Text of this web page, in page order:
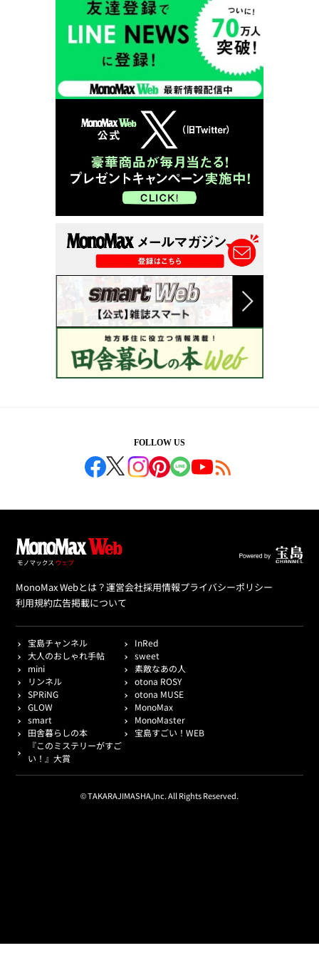
FOLLOW US
MonoMax Webとは？運営会社採用情報プライバシーポリシー
利用規約広告掲載について
宝島チャンネル
InRed
大人のおしゃれ手帖
sweet
mini
素敵なあの人
リンネル
otona ROSY
SPRiNG
otona MUSE
GLOW
MonoMax
smart
MonoMaster
田舎暮らしの本
宝島すごい！WEB
『このミステリーがすご
い！』大賞
© TAKARAJIMASHA,Inc. All Rights Reserved.